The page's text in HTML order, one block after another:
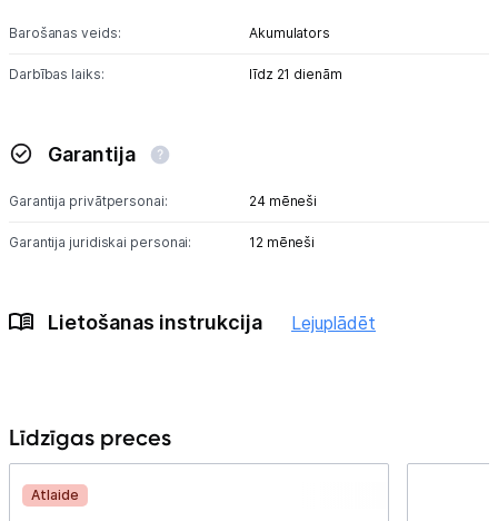
Barošanas veids: Akumulators
Darbības laiks: līdz 21 dienām
Garantija
Garantija privātpersonai: 24 mēneši
Garantija juridiskai personai: 12 mēneši
Lietošanas instrukcija Lejuplādēt
Līdzīgas preces
Atlaide